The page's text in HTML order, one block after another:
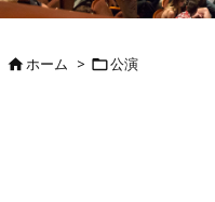
ホーム > 公演